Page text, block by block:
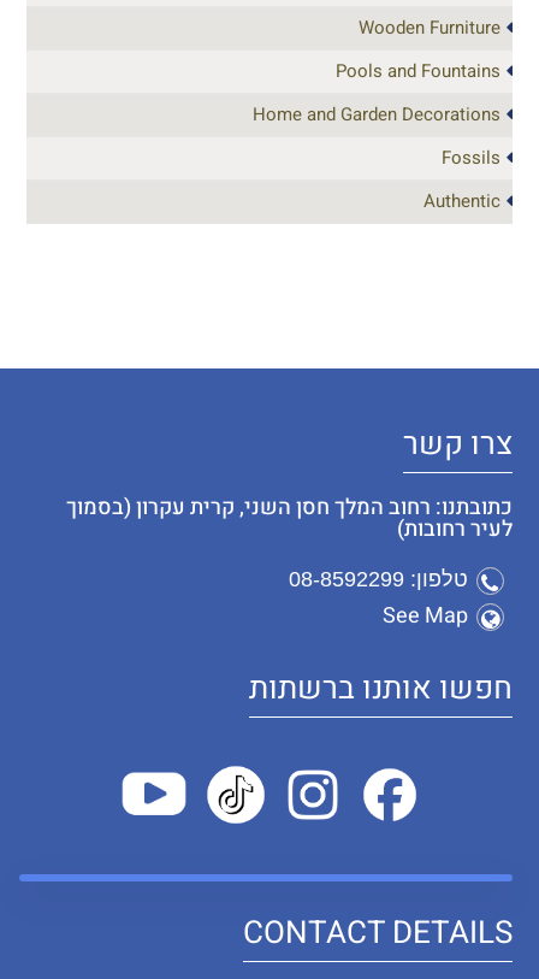
Wooden Furniture
Pools and Fountains
Home and Garden Decorations
Fossils
Authentic
צרו קשר
כתובתנו: רחוב המלך חסן השני, קרית עקרון (בסמוך
לעיר רחובות)
טלפון: 08-8592299
See Map
חפשו אותנו ברשתות
CONTACT DETAILS